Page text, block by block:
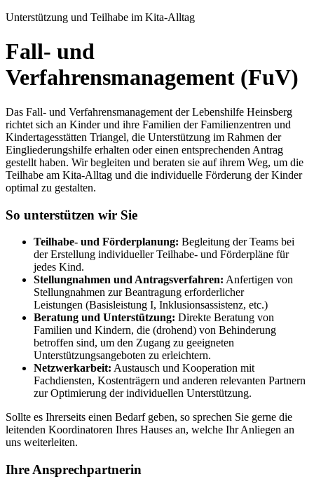
Unterstützung und Teilhabe im Kita-Alltag
Fall- und
Verfahrensmanagement (FuV)
Das Fall- und Verfahrensmanagement der Lebenshilfe Heinsberg
richtet sich an Kinder und ihre Familien der Familienzentren und
Kindertagesstätten Triangel, die Unterstützung im Rahmen der
Eingliederungshilfe erhalten oder einen entsprechenden Antrag
gestellt haben. Wir begleiten und beraten sie auf ihrem Weg, um die
Teilhabe am Kita-Alltag und die individuelle Förderung der Kinder
optimal zu gestalten.
So unterstützen wir Sie
Teilhabe- und Förderplanung: Begleitung der Teams bei
der Erstellung individueller Teilhabe- und Förderpläne für
jedes Kind.
Stellungnahmen und Antragsverfahren: Anfertigen von
Stellungnahmen zur Beantragung erforderlicher
Leistungen (Basisleistung I, Inklusionsassistenz, etc.)
Beratung und Unterstützung: Direkte Beratung von
Familien und Kindern, die (drohend) von Behinderung
betroffen sind, um den Zugang zu geeigneten
Unterstützungsangeboten zu erleichtern.
Netzwerkarbeit: Austausch und Kooperation mit
Fachdiensten, Kostenträgern und anderen relevanten Partnern
zur Optimierung der individuellen Unterstützung.
Sollte es Ihrerseits einen Bedarf geben, so sprechen Sie gerne die
leitenden Koordinatoren Ihres Hauses an, welche Ihr Anliegen an
uns weiterleiten.
Ihre Ansprechpartnerin